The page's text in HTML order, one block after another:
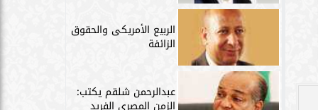
الربيع الأمريكى والحقوق
الزائفة
عبدالرحمن شلقم يكتب:
الزمن المصرى الفريد